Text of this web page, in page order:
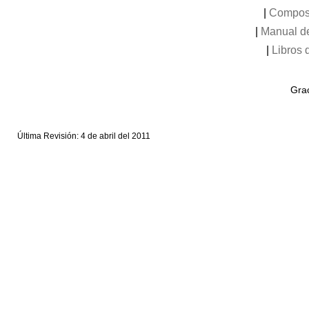
Manual
Libros
Última Revisión: 4 de abril del 2011